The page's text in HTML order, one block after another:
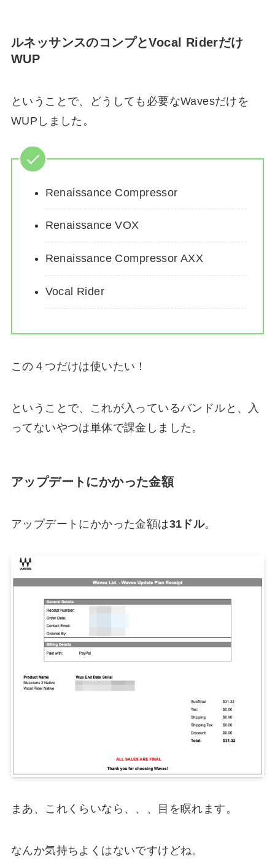
ルネッサンスのコンプとVocal Riderだけ
WUP
ということで、どうしても必要なWavesだけを
WUPしました。
Renaissance Compressor
Renaissance VOX
Renaissance Compressor AXX
Vocal Rider
この４つだけは使いたい！
ということで、これが入っているバンドルと、入
ってないやつは単体で課金しました。
アップデートにかかった金額
アップデートにかかった金額は31ドル。
まあ、これくらいなら、、、目を瞑れます。
なんか気持ちよくはないですけどね。